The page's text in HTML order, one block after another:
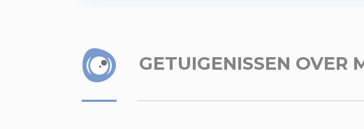
GETUIGENISSEN OVER